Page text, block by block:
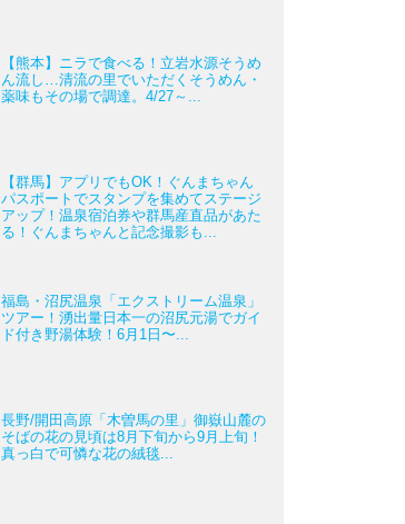
【熊本】ニラで食べる！立岩水源そうめ
ん流し…清流の里でいただくそうめん・
薬味もその場で調達。4/27～...
【群馬】アプリでもOK！ぐんまちゃん
パスポートでスタンプを集めてステージ
アップ！温泉宿泊券や群馬産直品があた
る！ぐんまちゃんと記念撮影も...
福島・沼尻温泉「エクストリーム温泉」
ツアー！湧出量日本一の沼尻元湯でガイ
ド付き野湯体験！6月1日〜...
長野/開田高原「木曽馬の里」御嶽山麓の
そばの花の見頃は8月下旬から9月上旬！
真っ白で可憐な花の絨毯...